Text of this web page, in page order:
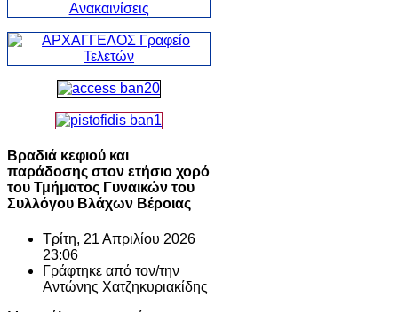
Βραδιά κεφιού και
παράδοσης στον ετήσιο χορό
του Τμήματος Γυναικών του
Συλλόγου Βλάχων Βέροιας
Τρίτη, 21 Απριλίου 2026
23:06
Γράφτηκε από τον/την
Αντώνης Χατζηκυριακίδης